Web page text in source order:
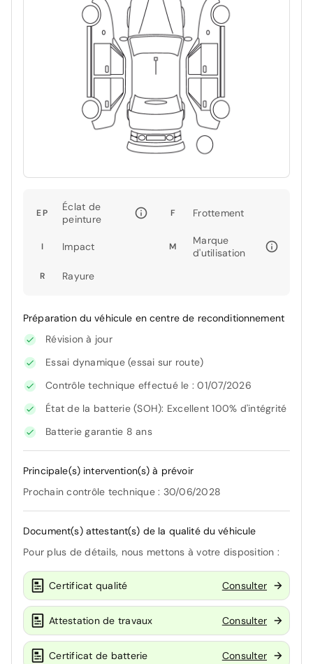
EP
Éclat de
peinture
F Frottement
I Impact M
Marque
d'utilisation
R Rayure
Préparation du véhicule en centre de reconditionnement
Révision à jour
Essai dynamique (essai sur route)
Contrôle technique effectué le : 01/07/2026
État de la batterie (SOH): Excellent 100% d'intégrité
Batterie garantie 8 ans
Principale(s) intervention(s) à prévoir
Prochain contrôle technique : 30/06/2028
Document(s) attestant(s) de la qualité du véhicule
Pour plus de détails, nous mettons à votre disposition :
Certificat qualité Consulter
Attestation de travaux Consulter
Certificat de batterie Consulter